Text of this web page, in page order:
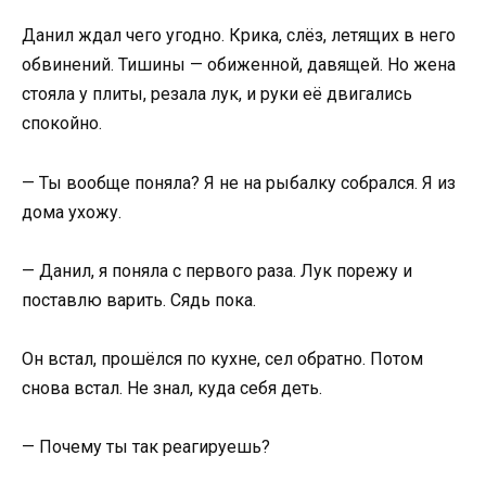
Данил ждал чего угодно. Крика, слёз, летящих в него
обвинений. Тишины — обиженной, давящей. Но жена
стояла у плиты, резала лук, и руки её двигались
спокойно.
— Ты вообще поняла? Я не на рыбалку собрался. Я из
дома ухожу.
— Данил, я поняла с первого раза. Лук порежу и
поставлю варить. Сядь пока.
Он встал, прошёлся по кухне, сел обратно. Потом
снова встал. Не знал, куда себя деть.
— Почему ты так реагируешь?